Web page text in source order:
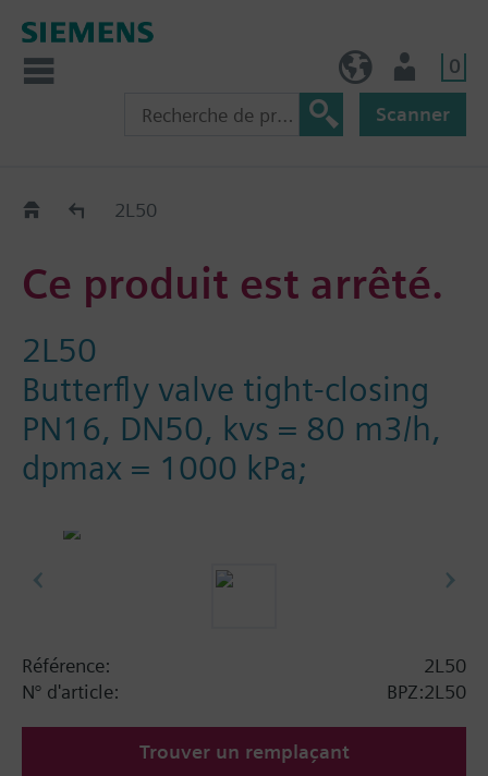
0
Scanner
Old2New
2L50
Ce produit est arrêté.
2L50
Butterfly valve tight-closing
PN16, DN50, kvs = 80 m3/h,
dpmax = 1000 kPa;
Référence:
2L50
N° d'article:
BPZ:2L50
Trouver un remplaçant